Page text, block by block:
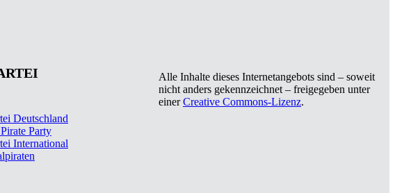
Deutschland
Party
International
Alle Inhalte dieses Internetangebots sind – soweit
nicht anders gekennzeichnet – freigegeben unter
einerCreative Commons-Lizenz.